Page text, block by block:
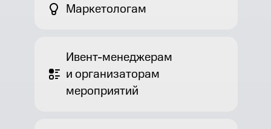
Маркетологам
Ивент-менеджерам
и организаторам
мероприятий